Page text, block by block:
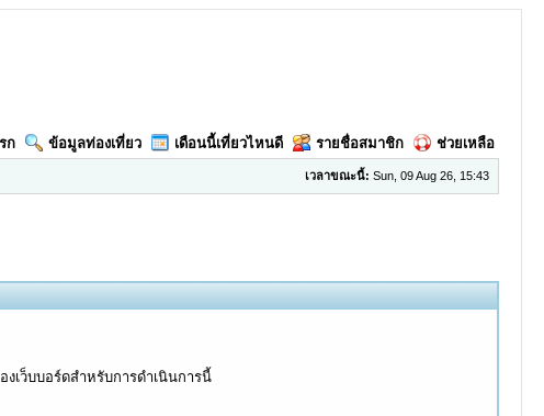
ก ข้อมูลท่องเที่ยว เดือนนี้เที่ยวไหนดี รายชื่อสมาชิก ช่วยเหลือ
เวลาขณะนี้: Sun, 09 Aug 26, 15:43
ว็บบอร์ดสำหรับการดำเนินการนี้